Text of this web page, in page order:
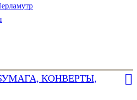
КОНВЕРТЫ,